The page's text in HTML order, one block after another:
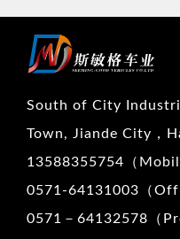
South of City
Town, Jiande City，
13588355754（
0571-64131003（
0571－64132578（